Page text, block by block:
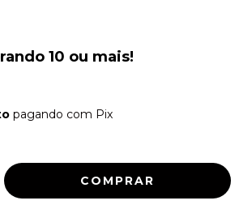
10 ou mais!
pagando com Pix